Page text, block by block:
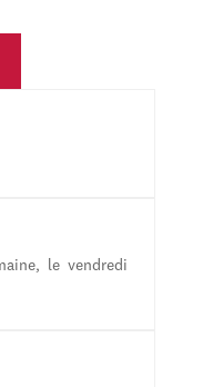
le vendredi